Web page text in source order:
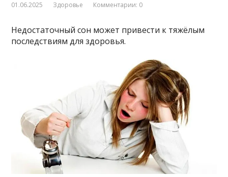
01.06.2025 Здоровье Комментарии: 0
Недостаточный сон может привести к тяжёлым
последствиям для здоровья.